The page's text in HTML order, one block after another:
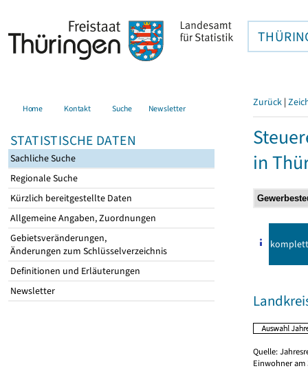
Home Kontakt Suche Newsletter
STATISTISCHE DATEN
Sachliche Suche
Regionale Suche
Kürzlich bereitgestellte Daten
Allgemeine Angaben, Zuordnungen
Gebietsveränderungen,
Änderungen zum Schlüsselverzeichnis
Definitionen und Erläuterungen
Newsletter
Zurück |
in
komplett
Quelle:
Einwohner am